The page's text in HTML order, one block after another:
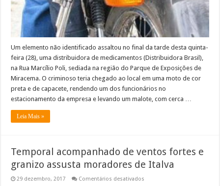
em
Miracema
Um elemento não identificado assaltou no final da tarde desta quinta-
feira (28), uma distribuidora de medicamentos (Distribuidora Brasil),
na Rua Marcílio Poli, sediada na região do Parque de Exposições de
Miracema. O criminoso teria chegado ao local em uma moto de cor
preta e de capacete, rendendo um dos funcionários no
estacionamento da empresa e levando um malote, com cerca …
Leia Mais »
Temporal acompanhado de ventos fortes e
granizo assusta moradores de Italva
29 dezembro, 2017 Comentários desativados